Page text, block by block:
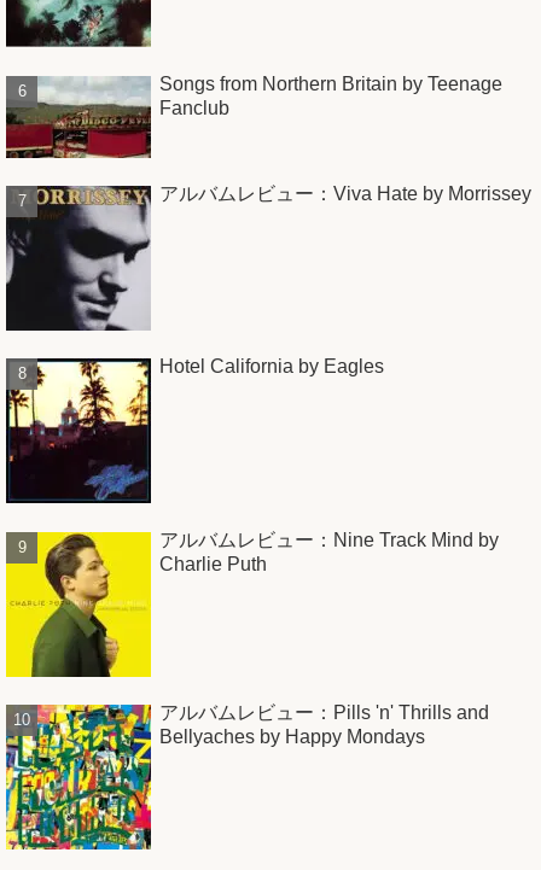
Songs from Northern Britain by Teenage
Fanclub
アルバムレビュー：Viva Hate by Morrissey
Hotel California by Eagles
アルバムレビュー：Nine Track Mind by
Charlie Puth
アルバムレビュー：Pills 'n' Thrills and
Bellyaches by Happy Mondays